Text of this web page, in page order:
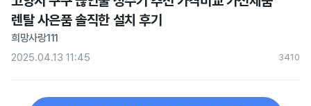
렌탈 사은품 솔직한 설치 후기
희망사랑111
2025.04.13 11:45
341 0